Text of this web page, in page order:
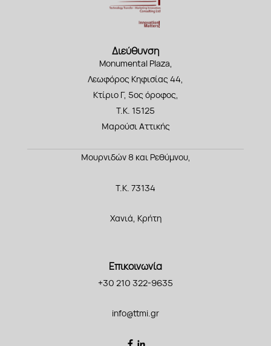
Διεύθυνση
Monumental Plaza,
Λεωφόρος Κηφισίας 44,
Κτίριο Γ, 5ος όροφος,
Τ.Κ. 15125
Μαρούσι Αττικής
Μουρνιδών 8 και Ρεθύμνου,
Τ.Κ. 73134
Χανιά, Κρήτη
Επικοινωνία
+30 210 322-9635
info@ttmi.gr